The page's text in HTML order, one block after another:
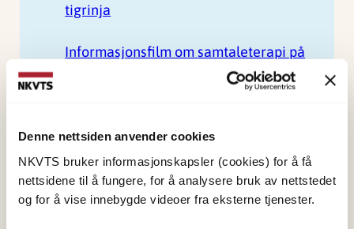
Denne nettsiden anvender cookies
NKVTS bruker informasjonskapsler (cookies) for å få
nettsidene til å fungere, for å analysere bruk av nettstedet
og for å vise innebygde videoer fra eksterne tjenester.
tigrinja
Informasjonsfilm om samtaleterapi på
Her er filmen sammenhengende:
Her kan du se del 1 av 4: